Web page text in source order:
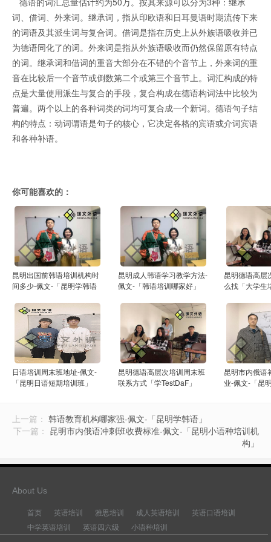
词、借词、外来词。继承词，指从印欧语和日耳曼语时期流传下来
的词语及其派生词与复合词。借词是指在历史上从外族语吸收并已
为德语同化了的词。外来词是指从外族语吸收而仍然保留原有特点
的词。继承词和借词的重音大部分在不错的个音节上，外来词的重
音在比较后一个音节或倒数第二个或第三个音节上。词汇构成的特
点是大量使用派生与复合的手段，复合构成在德语构词法中比较为
普遍。两个以上的各种词类的词均可复合成一个新词。德语句子结
构的特点：动词谓语是句子的核心，它决定各格的宾语或介词宾语
和各种补语。
你可能喜欢的：
昆明出国前韩语培训机构时
间多少-佩文-「昆明学韩语
昆明成人韩语学习教学方法-
佩文-「韩语培训哪家好」
昆明德语高层
么找「大学生
日语培训周末班地址-佩文-
「昆明日语短期培训班」
昆明德语高层次培训周末班
联系方式「学TestDaF」
昆明市内俄语
业-佩文-「昆
上一篇： 韩语教育机构哪家强-佩文-「昆明学韩语」
下一篇： 昆明市内俄语冲刺班收费标准-佩文-「昆明小语种培训机
构」
About Us
首页 英语培训 雅思培训 成人英语培训
英语口语培训
中学英语培训
英语四六级 小语种培训